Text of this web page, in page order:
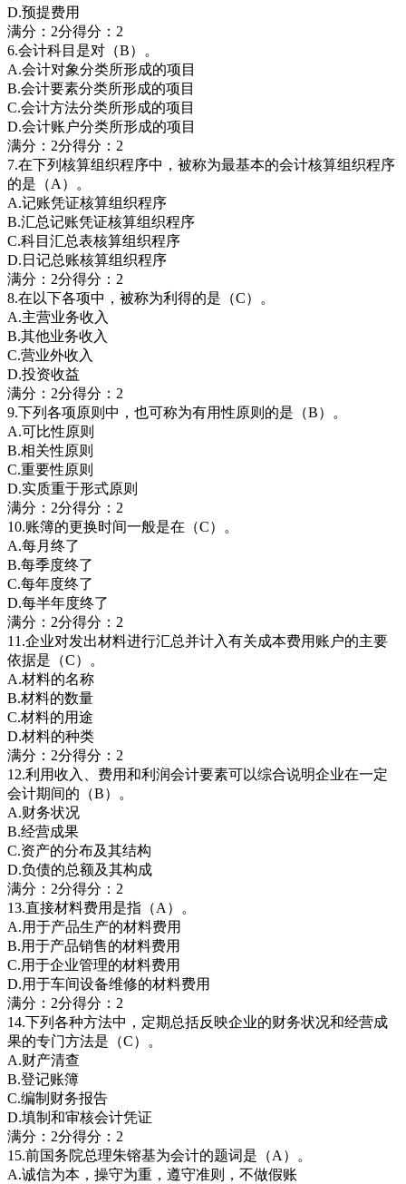
D.预提费用
满分：2分得分：2
6.会计科目是对（B）。
A.会计对象分类所形成的项目
B.会计要素分类所形成的项目
C.会计方法分类所形成的项目
D.会计账户分类所形成的项目
满分：2分得分：2
7.在下列核算组织程序中，被称为最基本的会计核算组织程序
的是（A）。
A.记账凭证核算组织程序
B.汇总记账凭证核算组织程序
C.科目汇总表核算组织程序
D.日记总账核算组织程序
满分：2分得分：2
8.在以下各项中，被称为利得的是（C）。
A.主营业务收入
B.其他业务收入
C.营业外收入
D.投资收益
满分：2分得分：2
9.下列各项原则中，也可称为有用性原则的是（B）。
A.可比性原则
B.相关性原则
C.重要性原则
D.实质重于形式原则
满分：2分得分：2
10.账簿的更换时间一般是在（C）。
A.每月终了
B.每季度终了
C.每年度终了
D.每半年度终了
满分：2分得分：2
11.企业对发出材料进行汇总并计入有关成本费用账户的主要
依据是（C）。
A.材料的名称
B.材料的数量
C.材料的用途
D.材料的种类
满分：2分得分：2
12.利用收入、费用和利润会计要素可以综合说明企业在一定
会计期间的（B）。
A.财务状况
B.经营成果
C.资产的分布及其结构
D.负债的总额及其构成
满分：2分得分：2
13.直接材料费用是指（A）。
A.用于产品生产的材料费用
B.用于产品销售的材料费用
C.用于企业管理的材料费用
D.用于车间设备维修的材料费用
满分：2分得分：2
14.下列各种方法中，定期总括反映企业的财务状况和经营成
果的专门方法是（C）。
A.财产清查
B.登记账簿
C.编制财务报告
D.填制和审核会计凭证
满分：2分得分：2
15.前国务院总理朱镕基为会计的题词是（A）。
A.诚信为本，操守为重，遵守准则，不做假账